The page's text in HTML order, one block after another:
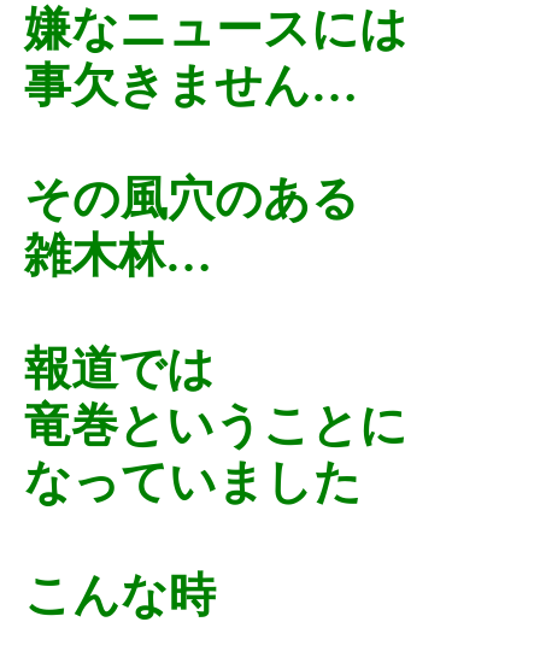
嫌なニュースには
事欠きません…
その風穴のある
雑木林…
報道では
竜巻ということに
なっていました
こんな時